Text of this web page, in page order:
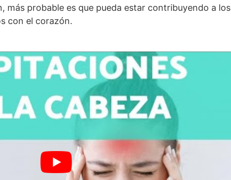
más probable es que pueda estar contribuyendo a los
con el corazón.